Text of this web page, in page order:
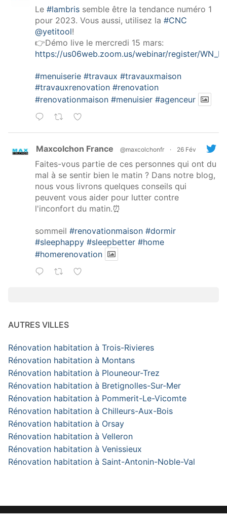
Le #lambris semble être la tendance numéro 1
pour 2023. Vous aussi, utilisez la #CNC
@yetitool!
👉Démo live le mercredi 15 mars:
https://us06web.zoom.us/webinar/register/
#menuiserie #travaux #travauxmaison
#travauxrenovation #renovation
#renovationmaison #menuisier #agenceur
Maxcolchon France @maxcolchonfr · 26 Fév
Faites-vous partie de ces personnes qui ont du
mal à se sentir bien le matin ? Dans notre blog,
nous vous livrons quelques conseils qui
peuvent vous aider pour lutter contre
l'inconfort du matin.⏰
sommeil #renovationmaison #dormir
#sleephappy #sleepbetter #home
#homerenovation
AUTRES VILLES
Rénovation habitation à Trois-Rivieres
Rénovation habitation à Montans
Rénovation habitation à Plouneour-Trez
Rénovation habitation à Bretignolles-Sur-Mer
Rénovation habitation à Pommerit-Le-Vicomte
Rénovation habitation à Chilleurs-Aux-Bois
Rénovation habitation à Orsay
Rénovation habitation à Velleron
Rénovation habitation à Venissieux
Rénovation habitation à Saint-Antonin-Noble-Val